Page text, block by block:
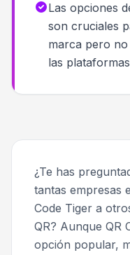
Las opciones
son cruciales
marca pero no
las plataformas
¿Te has
tantas empresas
Code Tiger a
QR? Aunque QR
opción popular,